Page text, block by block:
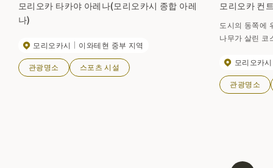
모리오카 타카야 아레나(모리오카시 종합 아레
나)
모리오카시 이와테현 중부 지역
관광명소 스포츠 시설
모리오카 컨
도시의 동쪽에
나무가 살린 코
모리오카시
관광명소